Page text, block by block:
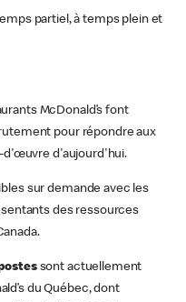
partiel, à temps plein et
McDonald’s font
pour répondre aux
d'œuvre d'aujourd'hui.
sur demande avec les
des ressources
sont actuellement
du Québec, dont